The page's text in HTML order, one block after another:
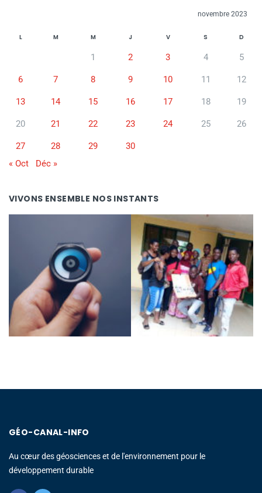
novembre 2023
L M M J V S D
1 2 3 4 5
6 7 8 9 10 11 12
13 14 15 16 17 18 19
20 21 22 23 24 25 26
27 28 29
30
« Oct
Déc »
VIVONS ENSEMBLE NOS INSTANTS
GÉO-CANAL-INFO
Au cœur des géosciences et de l'environnement pour le
développement durable